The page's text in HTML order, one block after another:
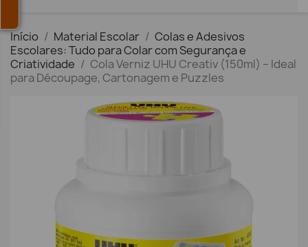
Início Material Escolar
Colas e Adesivos
Escolares: Tudo para Colar com Segurança e
Criatividade
Cola Verniz UHU Creativ (150ml) – Ideal
para Découpage, Cartonagem e Puzzles